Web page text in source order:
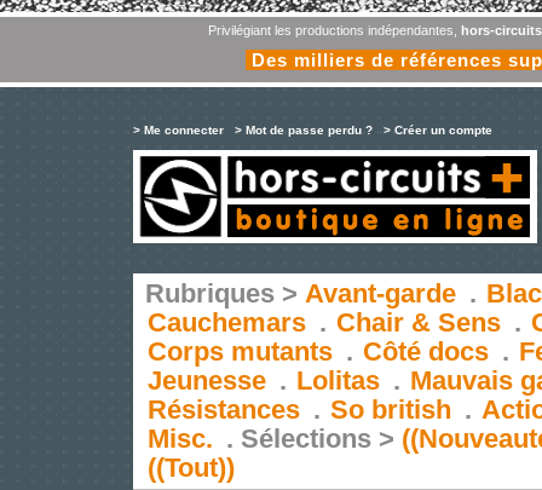
Privilégiant les productions indépendantes, hors-
Des milliers de références
> Me connecter > Mot de passe perdu ? > Créer un compte
Rubriques > Avant-garde .
Cauchemars . Chair & Sens .
Corps mutants . Côté docs .
Jeunesse . Lolitas . Mauvais
Résistances . So british .
Misc. . Sélections >
((Tout))